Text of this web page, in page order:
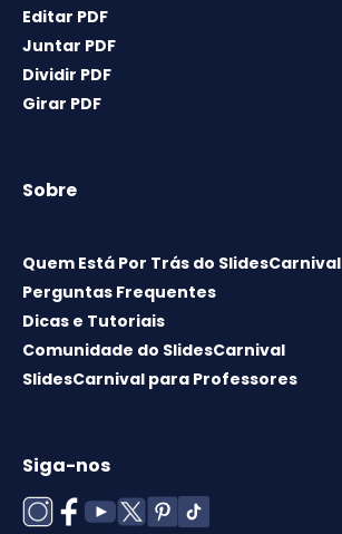
Editar PDF
Juntar PDF
Dividir PDF
Girar PDF
Sobre
Quem Está Por Trás do SlidesCarnival
Perguntas Frequentes
Dicas e Tutoriais
Comunidade do SlidesCarnival
SlidesCarnival para Professores
Siga-nos